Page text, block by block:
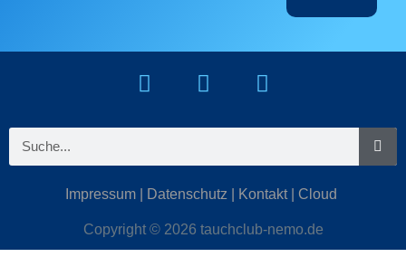
Impressum Datenschutz Kontakt| Cloud
Copyright © 2026 tauchclub-nemo.de